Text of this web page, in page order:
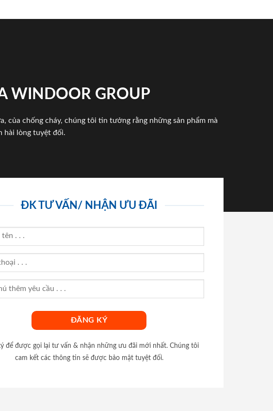
WINDOOR GROUP
của chống cháy, chúng tôi tin tưởng rằng những sản phẩm mà
hài lòng tuyệt đối.
ĐK TƯ VẤN/ NHẬN ƯU ĐÃI
để được gọi lại tư vấn & nhận những ưu đãi mới nhất. Chúng tôi
cam kết các thông tin sẽ được bảo mật tuyệt đối.